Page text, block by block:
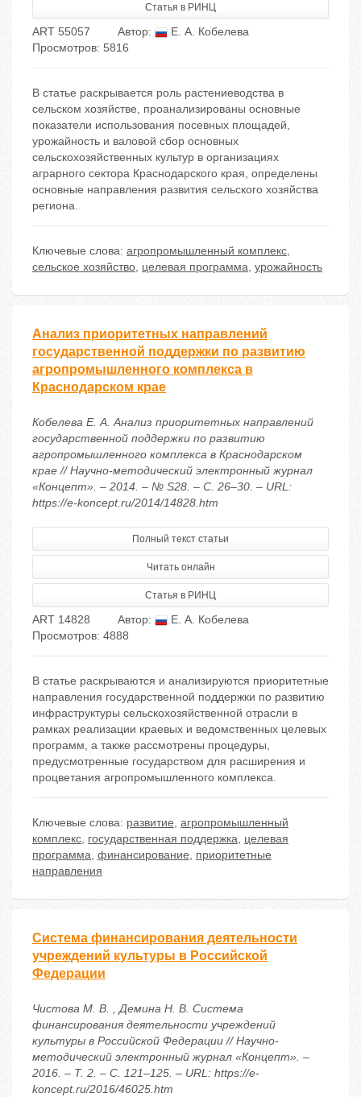
Статья в РИНЦ
ART 55057 Автор:
Е. А. Кобелева
Просмотров: 5816
В статье раскрывается роль растениеводства в
сельском хозяйстве, проанализированы основные
показатели использования посевных площадей,
урожайность и валовой сбор основных
сельскохозяйственных культур в организациях
аграрного сектора Краснодарского края, определены
основные направления развития сельского хозяйства
региона.
Ключевые слова: агропромышленный комплекс,
сельское хозяйство, целевая программа, урожайность
Анализ приоритетных направлений
государственной поддержки по развитию
агропромышленного комплекса в
Краснодарском крае
Кобелева Е. А. Анализ приоритетных направлений
государственной поддержки по развитию
агропромышленного комплекса в Краснодарском
крае // Научно-методический электронный журнал
«Концепт». – 2014. – № S28. – С. 26–30. – URL:
https://e-koncept.ru/2014/14828.htm
Полный текст статьи
Читать онлайн
Статья в РИНЦ
ART 14828 Автор:
Е. А. Кобелева
Просмотров: 4888
В статье раскрываются и анализируются приоритетные
направления государственной поддержки по развитию
инфраструктуры сельскохозяйственной отрасли в
рамках реализации краевых и ведомственных целевых
программ, а также рассмотрены процедуры,
предусмотренные государством для расширения и
процветания агропромышленного комплекса.
Ключевые слова: развитие, агропромышленный
комплекс, государственная поддержка, целевая
программа, финансирование, приоритетные
направления
Система финансирования деятельности
учреждений культуры в Российской
Федерации
Чистова М. В. , Демина Н. В. Система
финансирования деятельности учреждений
культуры в Российской Федерации // Научно-
методический электронный журнал «Концепт». –
2016. – Т. 2. – С. 121–125. – URL: https://e-
koncept.ru/2016/46025.htm